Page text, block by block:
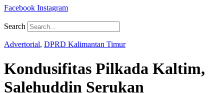
Facebook Instagram
Search
Advertorial, DPRD Kalimantan Timur
Kondusifitas Pilkada Kaltim,
Salehuddin Serukan